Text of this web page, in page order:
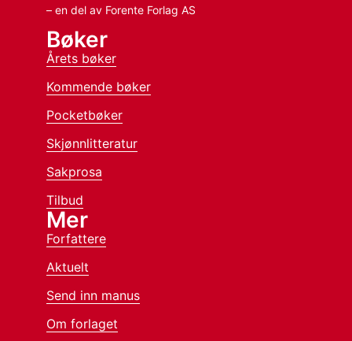
– en del av Forente Forlag AS
Bøker
Årets bøker
Kommende bøker
Pocketbøker
Skjønnlitteratur
Sakprosa
Tilbud
Mer
Forfattere
Aktuelt
Send inn manus
Om forlaget